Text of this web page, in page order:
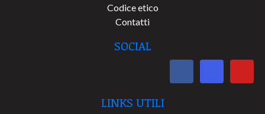
Codice etico
Contatti
SOCIAL
LINKS UTILI